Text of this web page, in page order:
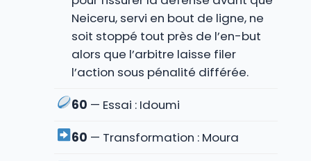
Neiceru, servi en bout de ligne, ne
soit stoppé tout près de l’en-but
alors que l’arbitre laisse filer
l’action sous pénalité différée.
60 — Essai : Idoumi
60 — Transformation : Moura